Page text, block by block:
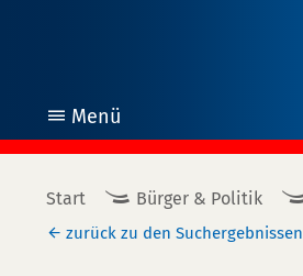
Menü
öffnen
Start Bürger & Politik
zurück zu den Suchergebnissen